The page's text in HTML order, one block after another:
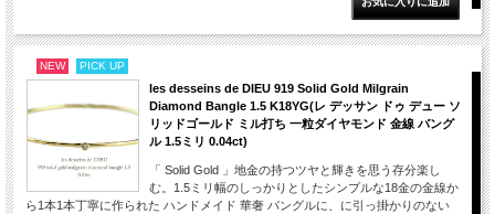
NEW PICK UP
les desseins de DIEU 919 Solid Gold Milgrain
Diamond Bangle 1.5 K18YG(レ デッサン ドゥ デュー ソ
リッドゴールド ミル打ち 一粒ダイヤモンド 金線 バング
ル 1.5ミリ 0.04ct)
「 Solid Gold 」地金の持つツヤと輝きを思う存分楽し
む。1.5ミリ幅のしっかりとしたシンプルな18金の金線か
ら1本1本丁寧に作られた ハンドメイド 華奢 バングルに、に引っ掛かりのない